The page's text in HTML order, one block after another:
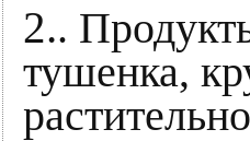
2..
тушенка,